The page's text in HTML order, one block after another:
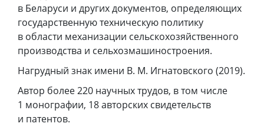
в Беларуси и других документов, определяющих
государственную техническую политику
в области механизации сельскохозяйственного
производства и сельхозмашиностроения.
Нагрудный знак имени В. М. Игнатовского (2019).
Автор более 220 научных трудов, в том числе
1 монографии, 18 авторских свидетельств
и патентов.